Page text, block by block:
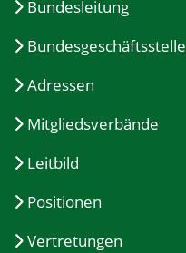
Bundesleitung
Bundesgeschäftsstelle
Adressen
Mitgliedsverbände
Leitbild
Positionen
Vertretungen